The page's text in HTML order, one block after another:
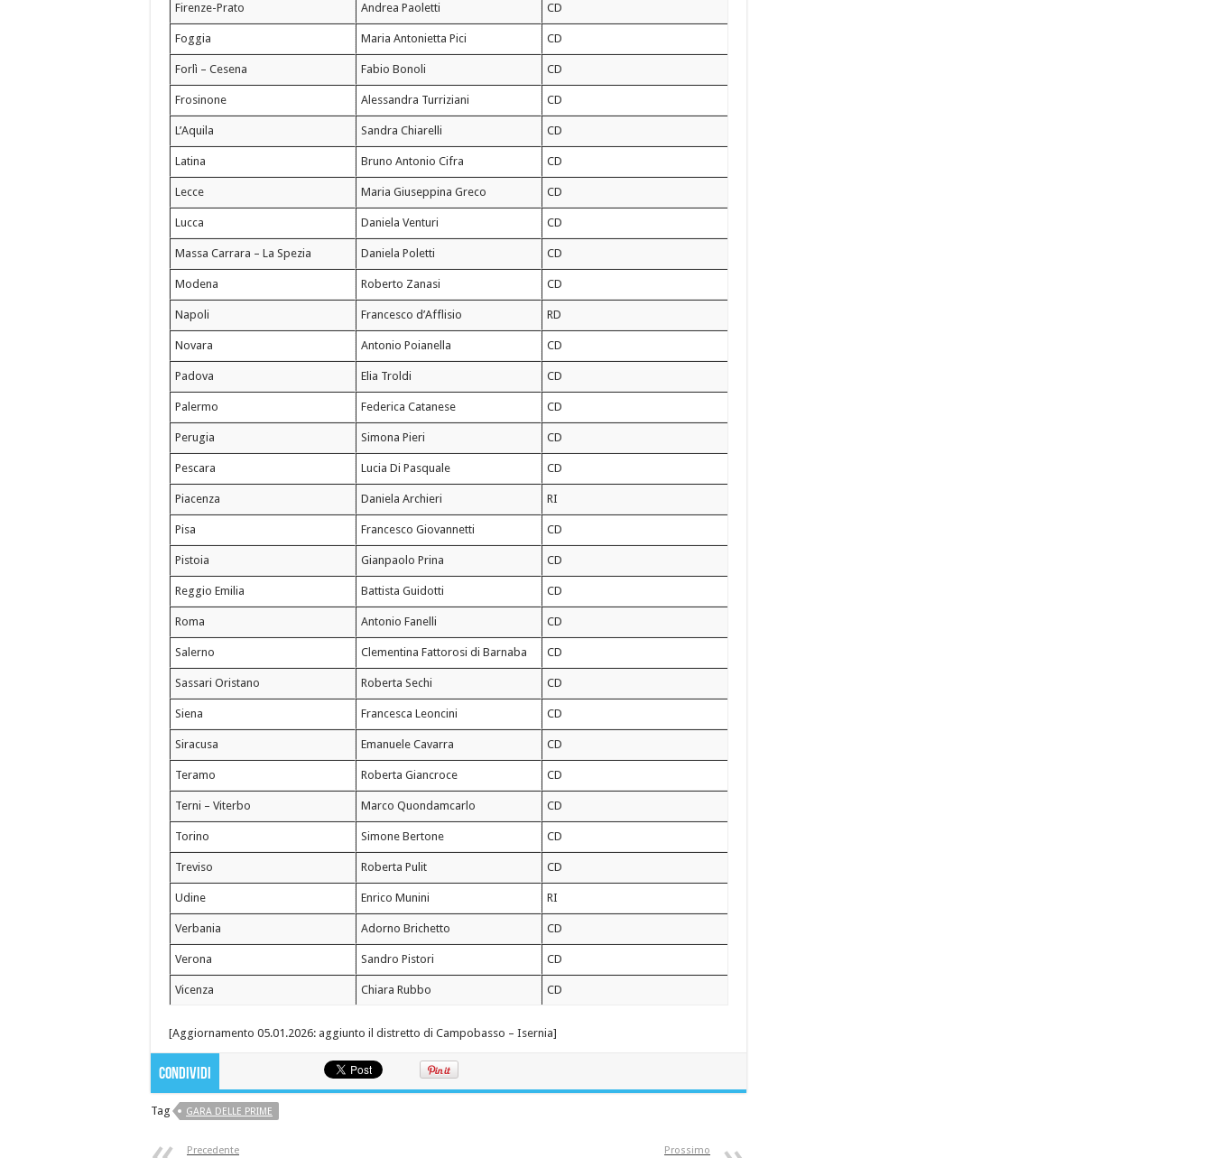
Firenze-Prato Andrea Paoletti CD
Foggia Maria Antonietta Pici CD
Forlì – Cesena Fabio Bonoli CD
Frosinone Alessandra Turriziani CD
L’Aquila Sandra Chiarelli CD
Latina Bruno Antonio Cifra CD
Lecce Maria Giuseppina Greco CD
Lucca Daniela Venturi CD
Massa Carrara – La Spezia Daniela Poletti CD
Modena Roberto Zanasi CD
Napoli Francesco d’Afflisio RD
Novara Antonio Poianella CD
Padova Elia Troldi CD
Palermo Federica Catanese CD
Perugia Simona Pieri CD
Pescara Lucia Di Pasquale CD
Piacenza Daniela Archieri RI
Pisa Francesco Giovannetti CD
Pistoia Gianpaolo Prina CD
Reggio Emilia Battista Guidotti CD
Roma Antonio Fanelli CD
Salerno Clementina Fattorosi di Barnaba CD
Sassari Oristano Roberta Sechi CD
Siena Francesca Leoncini CD
Siracusa Emanuele Cavarra CD
Teramo Roberta Giancroce CD
Terni – Viterbo Marco Quondamcarlo CD
Torino Simone Bertone CD
Treviso Roberta Pulit CD
Udine Enrico Munini RI
Verbania Adorno Brichetto CD
Verona Sandro Pistori CD
Vicenza Chiara Rubbo CD
[Aggiornamento 05.01.2026: aggiunto il distretto di Campobasso – Isernia]
Condividi
Tag GARA DELLE PRIME
Precedente Prossimo